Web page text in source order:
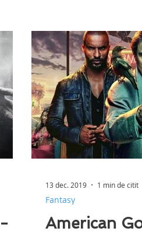
American
Fantasy
13 dec. 2019 1 min de citit